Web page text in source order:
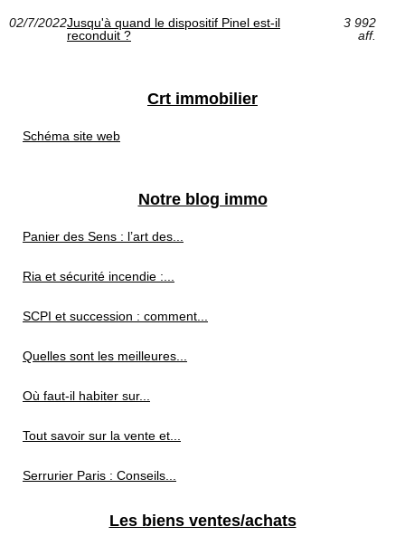
02/7/2022Jusqu'à quand le dispositif Pinel est-il
reconduit ?
3 992
aff.
Crt immobilier
Schéma site web
Notre blog immo
Panier des Sens : l’art des...
Ria et sécurité incendie :...
SCPI et succession : comment...
Quelles sont les meilleures...
Où faut-il habiter sur...
Tout savoir sur la vente et...
Serrurier Paris : Conseils...
Les biens ventes/achats